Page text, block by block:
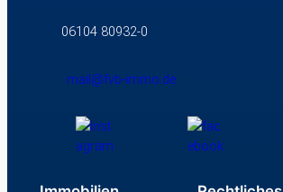
06104 80932-0
mail@fvb-immo.de